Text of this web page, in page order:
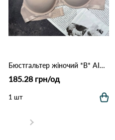
Бюстгальтер жіночий *B* AIMINA 1328 9,2 Кофейний
185.28 грн/од
1 шт